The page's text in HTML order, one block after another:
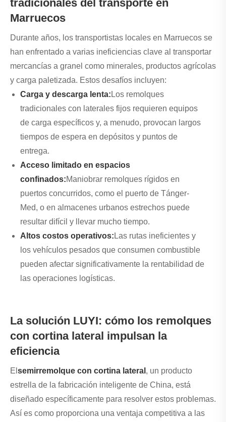
tradicionales del transporte en
Marruecos
Durante años, los transportistas locales en Marruecos se
han enfrentado a varias ineficiencias clave al transportar
mercancías a granel como minerales, productos agrícolas
y carga paletizada. Estos desafíos incluyen:
Carga y descarga lenta: Los remolques
tradicionales con laterales fijos requieren equipos
de carga específicos y, a menudo, provocan largos
tiempos de espera en depósitos y puntos de
entrega.
Acceso limitado en espacios
confinados:Maniobrar remolques rígidos en
puertos concurridos, como el puerto de Tánger-
Med, o en almacenes urbanos estrechos puede
resultar difícil y llevar mucho tiempo.
Altos costos operativos: Las rutas ineficientes y
los vehículos pesados ​​que consumen combustible
pueden afectar significativamente la rentabilidad de
las operaciones logísticas.
La solución LUYI: cómo los remolques
con cortina lateral impulsan la
eficiencia
El semirremolque con cortina lateral , un producto
estrella de la fabricación inteligente de China, está
diseñado específicamente para resolver estos problemas.
Así es como proporciona una ventaja competitiva a las